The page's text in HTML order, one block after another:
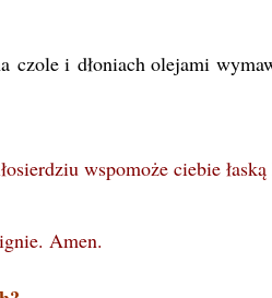
czole i dłoniach olejami
wspomoże ciebie
Amen.